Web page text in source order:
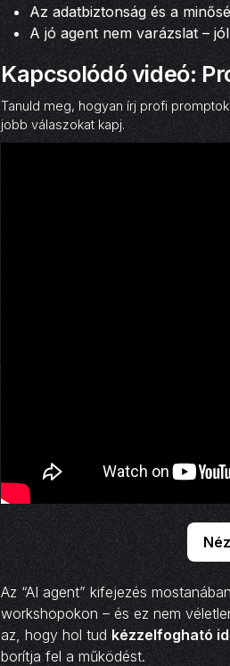
Az adatbiztonság és a
A jó agent nem varázslat –
Kapcsolódó videó:
Tanuld meg, hogyan írj profi
jobb válaszokat kapj.
Az “AI agent” kifejezés
workshopokon – és ez nem
az, hogy hol tud kézzelfogható
borítja fel a működést.